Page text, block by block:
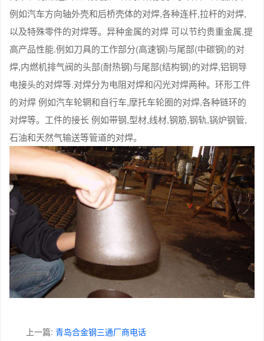
例如汽车方向轴外壳和后桥壳体的对焊,各种连杆,拉杆的对焊,
以及特殊零件的对焊等。异种金属的对焊 可以节约贵重金属,提
高产品性能.例如刀具的工作部分(高速钢)与尾部(中碳钢)的对
焊,内燃机排气阀的头部(耐热钢)与尾部(结构钢)的对焊,铝铜导
电接头的对焊等.对焊分为电阻对焊和闪光对焊两种。环形工件
的对焊 例如汽车轮辋和自行车,摩托车轮圈的对焊,各种链环的
对焊等。工件的接长 例如带钢,型材,线材,钢筋,钢轨,锅炉钢管,
石油和天然气输送等管道的对焊。
上一篇: 青岛合金钢三通厂商电话